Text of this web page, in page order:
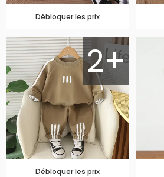
Débloquer les prix
2+
Débloquer les prix